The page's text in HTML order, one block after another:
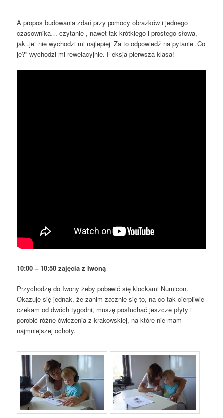
A propos budowania zdań przy pomocy obrazków i jednego
czasownika… czytanie , nawet tak krótkiego i prostego słowa,
jak „je” nie wychodzi mi najlepiej. Za to odpowiedź na pytanie „Co
je?” wychodzi mi rewelacyjnie. Fleksja pierwsza klasa!
10:00 – 10:50 zajęcia z Iwoną
Przychodzę do Iwony żeby pobawić się klockami Numicon.
Okazuje się jednak, że zanim zacznie się to, na co tak cierpliwie
czekam od dwóch tygodni, muszę posłuchać jeszcze płyty i
porobić różne ćwiczenia z krakowskiej, na które nie mam
najmniejszej ochoty.